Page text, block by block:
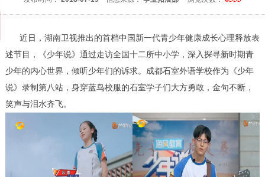
近日，湖南卫视推出的首档中国新一代青少年健康成长心理释放表
述节目，《少年说》通过走访全国十二所中小学，深入探寻新时期青
少年的内心世界，倾听少年们的诉求。成都石室外语学校作为《少年
说》录制第八站，身穿蓝鸟校服的石室学子们大方勇敢，金句不断，
笑声与泪水齐飞。